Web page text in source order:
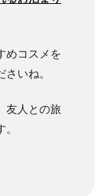
めコスメを
いね。
友人との旅